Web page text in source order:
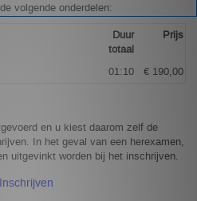
volgende onderdelen:
Duur
totaal
Prijs
01:10 € 190,00
en u kiest daarom zelf de
In het geval van een herexamen,
uitgevinkt worden bij het inschrijven.
Inschrijven